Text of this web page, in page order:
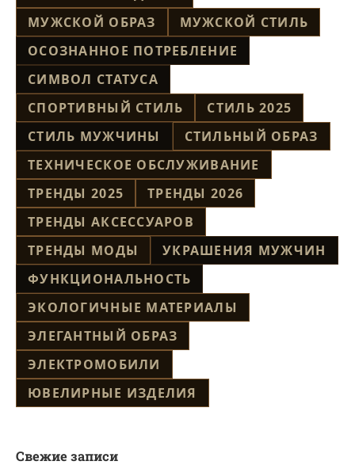
МУЖСКОЙ ОБРАЗ
МУЖСКОЙ СТИЛЬ
ОСОЗНАННОЕ ПОТРЕБЛЕНИЕ
СИМВОЛ СТАТУСА
СПОРТИВНЫЙ СТИЛЬ
СТИЛЬ 2025
СТИЛЬ МУЖЧИНЫ
СТИЛЬНЫЙ ОБРАЗ
ТЕХНИЧЕСКОЕ ОБСЛУЖИВАНИЕ
ТРЕНДЫ 2025
ТРЕНДЫ 2026
ТРЕНДЫ АКСЕССУАРОВ
ТРЕНДЫ МОДЫ
УКРАШЕНИЯ МУЖЧИН
ФУНКЦИОНАЛЬНОСТЬ
ЭКОЛОГИЧНЫЕ МАТЕРИАЛЫ
ЭЛЕГАНТНЫЙ ОБРАЗ
ЭЛЕКТРОМОБИЛИ
ЮВЕЛИРНЫЕ ИЗДЕЛИЯ
Свежие записи